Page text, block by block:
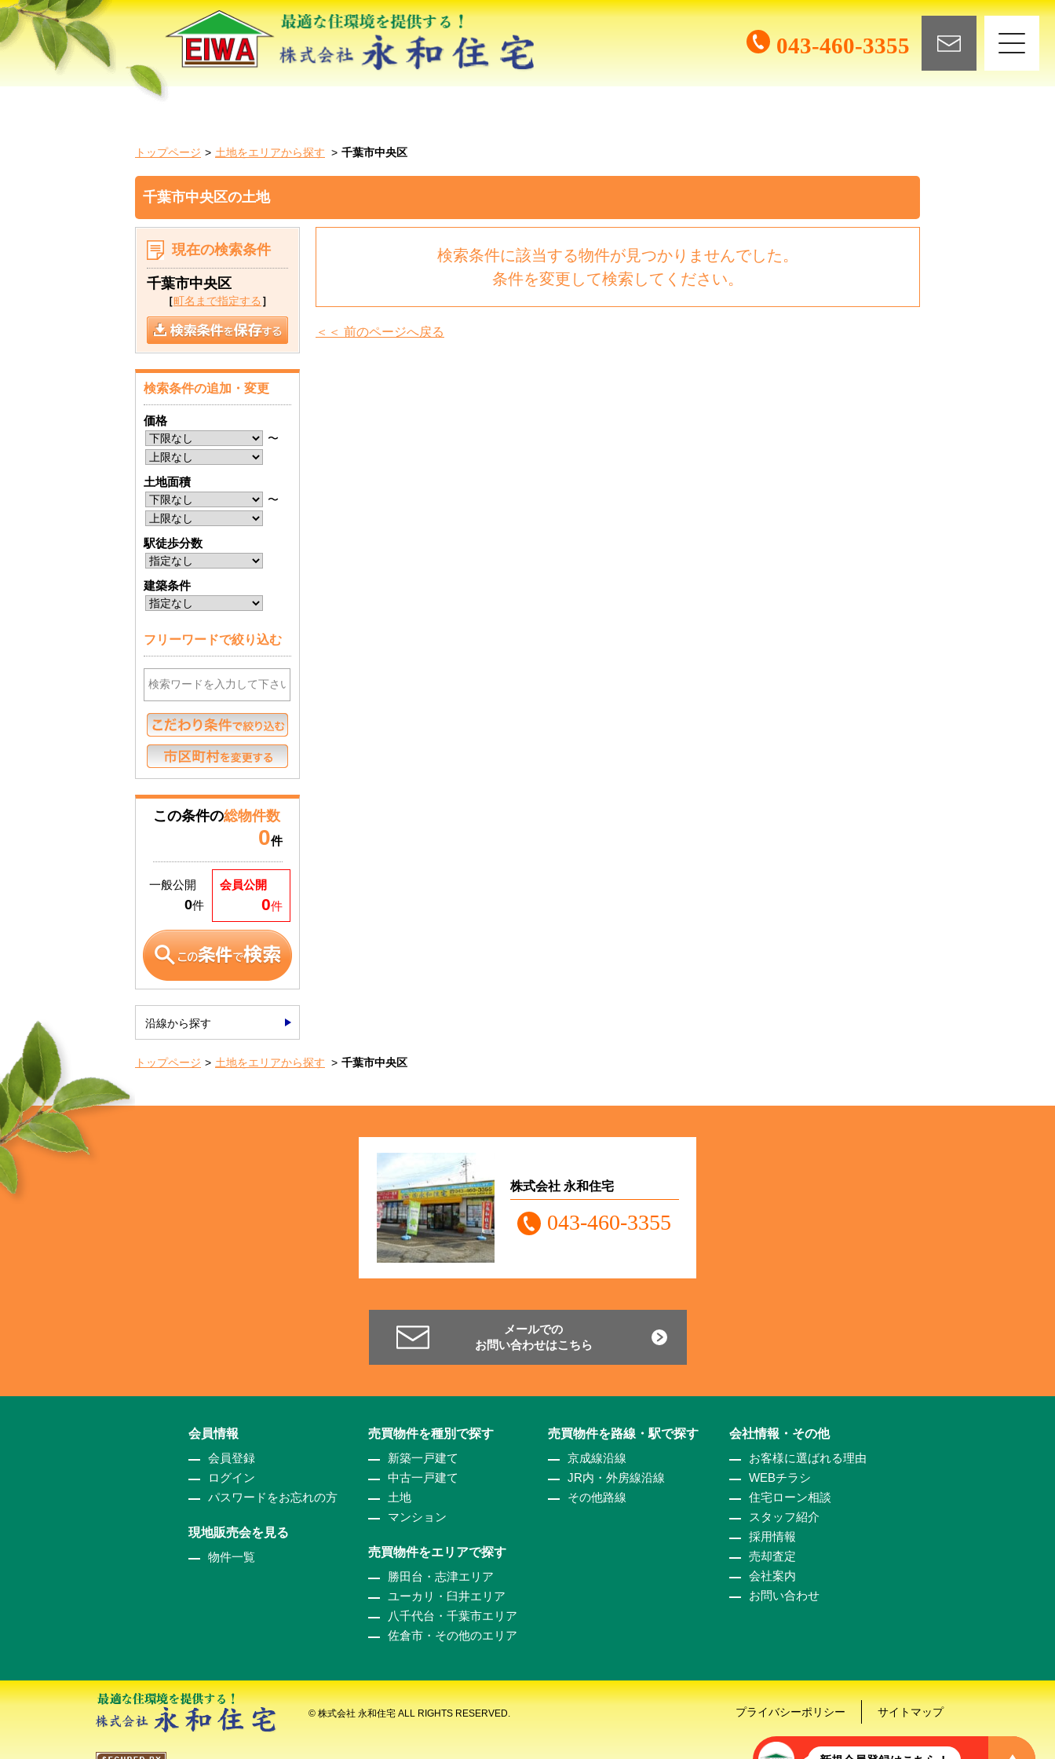
043-460-3355
トップページ 土地をエリアから探す 千葉市中央区
千葉市中央区の土地
検索条件に該当する物件が見つかりませんでした。
条件を変更して検索してください。
＜＜ 前のページへ戻る
現在の検索条件
千葉市中央区
［町名まで指定する ］
検索条件の追加・変更
価格
〜
土地面積
〜
駅徒歩分数
建築条件
フリーワードで絞り込む
この条件の総物件数
0件
会員公開
0件
一般公開
0件
沿線から探す
トップページ 土地をエリアから探す 千葉市中央区
株式会社 永和住宅
043-460-3355
メールでの
お問い合わせはこちら
会員情報
会員登録
ログイン
パスワードをお忘れの方
現地販売会を見る
物件一覧
売買物件を種別で探す
新築一戸建て
中古一戸建て
土地
マンション
売買物件をエリアで探す
勝田台・志津エリア
ユーカリ・臼井エリア
八千代台・千葉市エリア
佐倉市・その他のエリア
売買物件を路線・駅で探す
京成線沿線
JR内・外房線沿線
その他路線
会社情報・その他
お客様に選ばれる理由
WEBチラシ
住宅ローン相談
スタッフ紹介
採用情報
売却査定
会社案内
お問い合わせ
プライバシーポリシー サイトマップ
© 株式会社 永和住宅 ALL RIGHTS RESERVED.